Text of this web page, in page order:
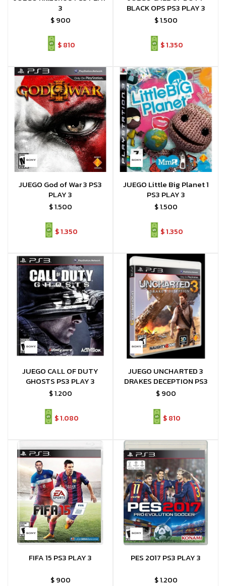
3
$ 900
$810
BLACK OPS PS3 PLAY 3
$1.500
$1.350
JUEGO God of War 3 PS3
PLAY 3
$1.500
$1.350
JUEGO Little Big Planet 1
PS3 PLAY 3
$1.500
$1.350
JUEGO CALL OF DUTY
GHOSTS PS3 PLAY 3
$1.200
$1.080
JUEGO UNCHARTED 3
DRAKES DECEPTION PS3
$ 900
$810
FIFA 15 PS3 PLAY 3
$ 900
PES 2017 PS3 PLAY 3
$1.200